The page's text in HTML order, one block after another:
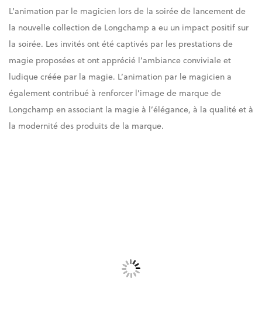
L’animation par le magicien lors de la soirée de lancement de
la nouvelle collection de Longchamp a eu un impact positif sur
la soirée. Les invités ont été captivés par les prestations de
magie proposées et ont apprécié l’ambiance conviviale et
ludique créée par la magie. L’animation par le magicien a
également contribué à renforcer l’image de marque de
Longchamp en associant la magie à l’élégance, à la qualité et à
la modernité des produits de la marque.